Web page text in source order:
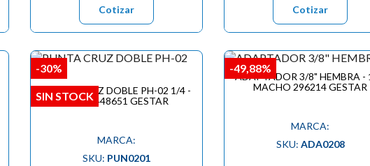
Cotizar Cotizar
PUNTA CRUZ DOBLE PH-02 1/4 -
65MM 448651 GESTAR
MARCA:
SKU: PUN0201
-30%
SIN STOCK
ADAPTADOR 3/8" HEMBRA -
MACHO 296214 GESTAR
MARCA:
SKU: ADA0208
-49,88%